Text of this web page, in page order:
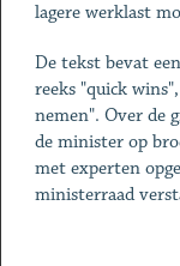
lagere werklast
De tekst bevat
reeks "quick
nemen". Over de
de minister op
met experten
ministerraad